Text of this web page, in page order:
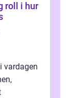
roll i hur
vardagen